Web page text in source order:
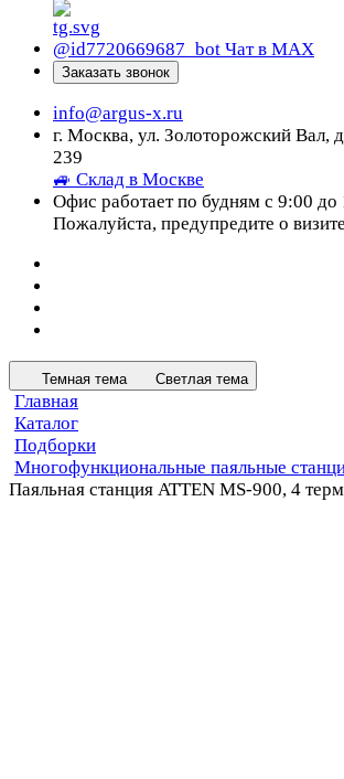
@id7720669687_bot Чат в МАХ
Заказать звонок
info@argus-x.ru
г. Москва, ул. Золоторожский Вал,
239
🚙 Склад в Москве
Офис работает по будням с 9:00 до
Пожалуйста, предупредите о
Темная тема Светлая тема
Главная
Каталог
Подборки
Многофункциональные паяльные
Паяльная станция ATTEN MS-900, 4